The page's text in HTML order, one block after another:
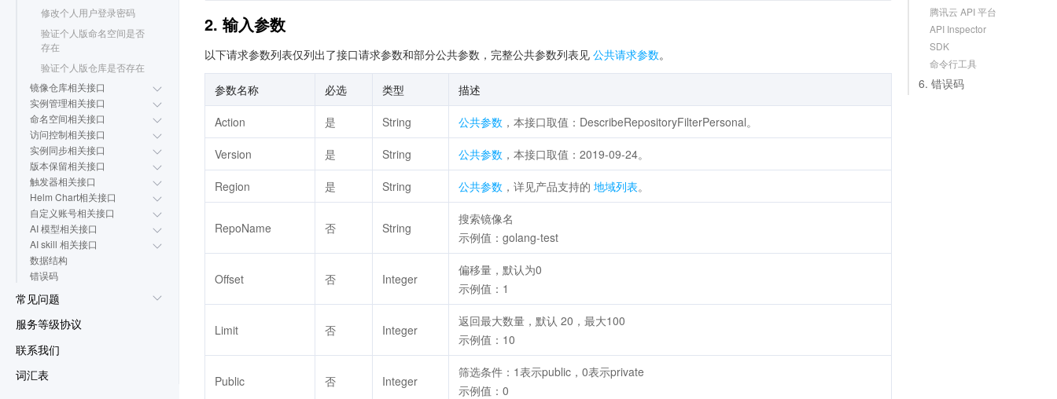
修改个人用户登录密码
验证个人版命名空间是否
存在
验证个人版仓库是否存在
镜像仓库相关接口
实例管理相关接口
命名空间相关接口
访问控制相关接口
实例同步相关接口
版本保留相关接口
触发器相关接口
Helm Chart相关接口
自定义账号相关接口
AI 模型相关接口
AI skill 相关接口
数据结构
错误码
常见问题
服务等级协议
联系我们
词汇表
腾讯云 API 平台
API Inspector
SDK
命令行工具
6. 错误码
2. 输入参数
以下请求参数列表仅列出了接口请求参数和部分公共参数，完整公共参数列表见 公共请求参数。
参数名称 必选 类型 描述
Action 是 String 公共参数 ，本接口取值：DescribeRepositoryFilterPersonal。
Version 是 String 公共参数 ，本接口取值：2019-09-24。
Region 是 String 公共参数 ，详见产品支持的 地域列表。
RepoName 否 String
搜索镜像名
示例值：golang-test
Offset 否 Integer
偏移量，默认为0
示例值：1
Limit 否 Integer
返回最大数量，默认 20，最大100
示例值：10
Public 否 Integer
筛选条件：1表示public，0表示private
示例值：0